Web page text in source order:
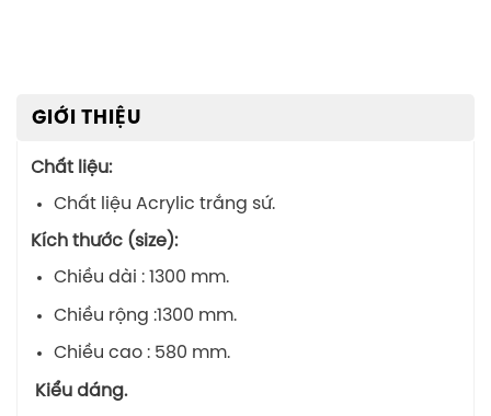
GIỚI THIỆU
Chất liệu:
Chất liệu Acrylic trắng sứ.
Kích thước (size):
Chiều dài : 1300 mm.
Chiều rộng :1300 mm.
Chiều cao : 580 mm.
Kiểu dáng.